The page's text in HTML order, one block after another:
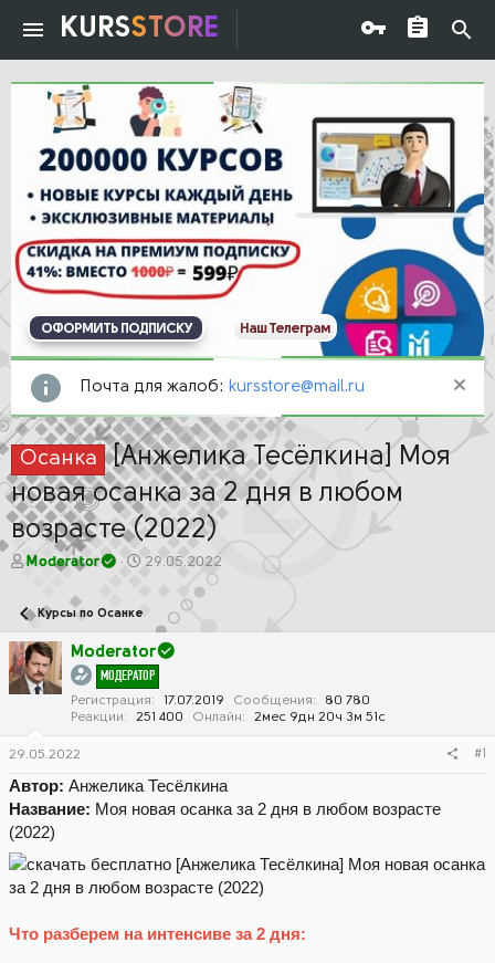
KURSSTORE
ОФОРМИТЬ ПОДПИСКУ Наш Телеграм
Почта для жалоб: kursstore@mail.ru
Осанка [Анжелика Тесёлкина] Моя
новая осанка за 2 дня в любом
возрасте (2022)
А
о
р
т
е
Moderator
Д
а
ч
а
л
а
29.05.2022
Курсы по Осанке
Moderator
МОДЕРАТОР
Регистрация 17.07.2019 Сообщения
80 780
Реакции
251 400 Онлайн 2мес 9дн 20ч 3м 51с
29.05.2022 #1
Автор: Анжелика Тесёлкина
Название: Моя новая осанка за 2 дня в любом возрасте
(2022)
Что разберем на интенсиве за 2 дня: